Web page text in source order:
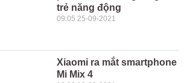
trẻ năng động
09:05 25-09-2021
Xiaomi ra mắt smartphone
Mi Mix 4